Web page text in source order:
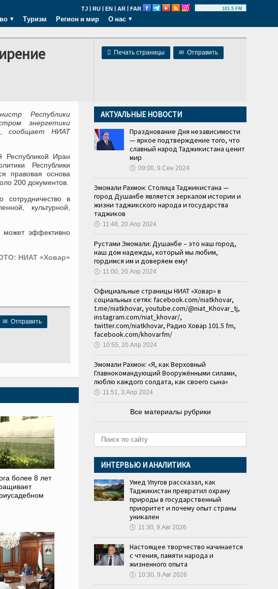
TJ | RU | EN | AR | FAR 101.5 FM
Туризм Регион и мир О нас
 Печать страницы ✉ Отправить
Республики
энергетики
сообщает НИАТ
Республикой Иран
Республики
правовая основа
200 документов.
в
культурной,
может эффективно
НИАТ «Ховар»
✉ Отправить
более 8 лет
АКТУАЛЬНЫЕ НОВОСТИ
Празднование Дня независимости
— яркое подтверждение того, что
славный народ Таджикистана ценит
мир
🕔 09:00, 9.Сен 2024
Эмомали Рахмон: Столица Таджикистана —
город Душанбе является зеркалом истории и
жизни таджикского народа и государства
таджиков
🕔 11:48, 20.Апр 2024
Рустами Эмомали: Душанбе – это наш город,
наш дом надежды, который мы любим,
гордимся им и доверяем ему!
🕔 11:00, 20.Апр 2024
Официальные страницы НИАТ «Ховар» в
социальных сетях: facebook.com/niatkhovar,
t.me/niatkhovar, youtube.com/@niat_Khovar_tj,
instagram.com/niat_khovar/,
twitter.com/niatkhovar, Радио Ховар 101.5 fm,
facebook.com/khovarfm/
🕔 10:55, 20.Апр 2024
Эмомали Рахмон: «Я, как Верховный
Главнокомандующий Вооружёнными силами,
люблю каждого солдата, как своего сына»
🕔 11:51, 3.Апр 2024
Все материалы рубрики
ИНТЕРВЬЮ И АНАЛИТИКА
Умед Улугов рассказал, как
Таджикистан превратил охрану
природы в государственный
приоритет и почему опыт страны
уникален
🕔 11:30, 9.Авг 2026
Настоящее творчество начинается
с чтения, памяти народа и
жизненного опыта
🕔 10:30, 9.Авг 2026